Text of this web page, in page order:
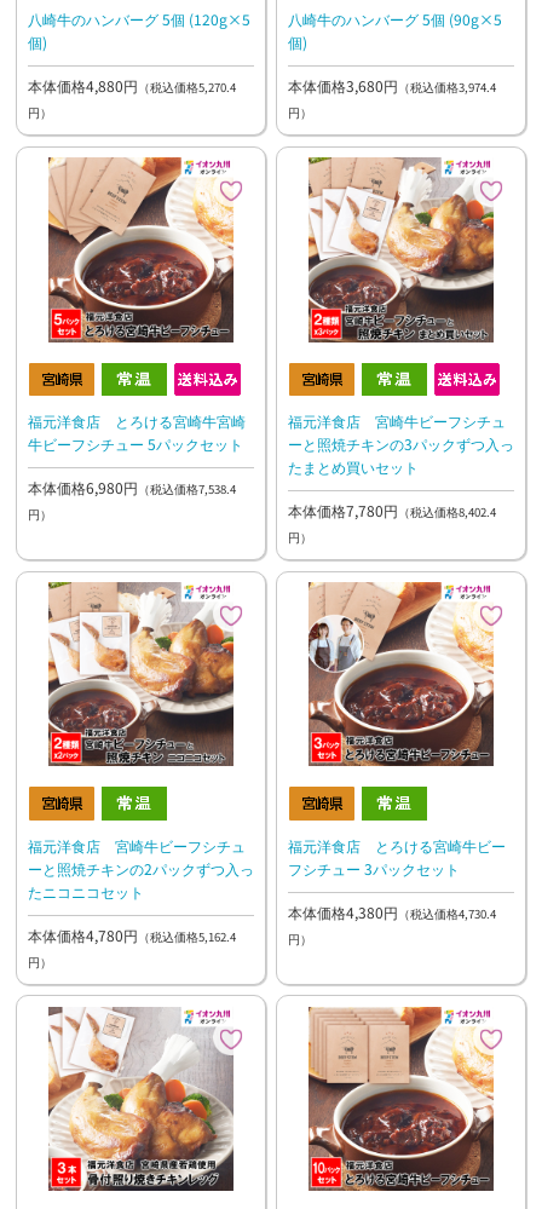
八崎牛のハンバーグ 5個 (120g×5
個)
本体価格4,880円 （税込価格5,270.4
円）
八崎牛のハンバーグ 5個 (90g×5
個)
本体価格3,680円 （税込価格3,974.4
円）
福元洋食店 とろける宮崎牛宮崎
牛ビーフシチュー 5パックセット
本体価格6,980円 （税込価格7,538.4
円）
福元洋食店 宮崎牛ビーフシチュ
ーと照焼チキンの3パックずつ入っ
たまとめ買いセット
本体価格7,780円 （税込価格8,402.4
円）
福元洋食店 宮崎牛ビーフシチュ
ーと照焼チキンの2パックずつ入っ
たニコニコセット
本体価格4,780円 （税込価格5,162.4
円）
福元洋食店 とろける宮崎牛ビー
フシチュー 3パックセット
本体価格4,380円 （税込価格4,730.4
円）